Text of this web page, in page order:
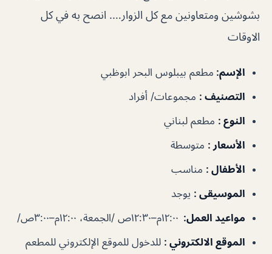
بشوشين ومتعاونين مع كل الزوار…. انصح به في كل
الاوقات
الإسم: مطعم بيبلوس البحر ابوظبي
التصنيف : مجموعات/ أفراد
النوع : مطعم لبناني
الأسعار : متوسطة
الأطفال : مناسب
الموسيقى : يوجد
مواعيد العمل: ١٢:٠٠م–١٢:٣٠ص /الجمعة، ١٢:٠٠م–٣:٠٠ص/
الموقع الالكتروني : للدخول للموقع الإلكتروني للمطعم